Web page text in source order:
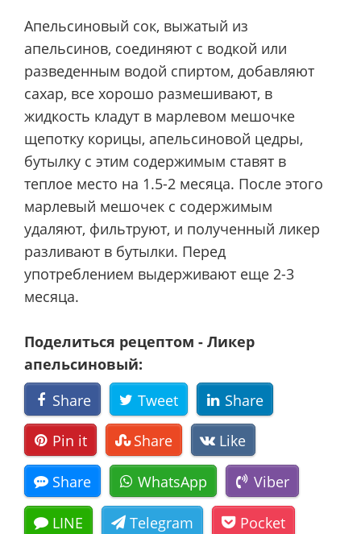
Апельсиновый сок, выжатый из
апельсинов, соединяют с водкой или
разведенным водой спиртом, добавляют
сахар, все хорошо размешивают, в
жидкость кладут в марлевом мешочке
щепотку корицы, апельсиновой цедры,
бутылку с этим содержимым ставят в
теплое место на 1.5-2 месяца. После этого
марлевый мешочек с содержимым
удаляют, фильтруют, и полученный ликер
разливают в бутылки. Перед
употреблением выдерживают еще 2-3
месяца.
Поделиться рецептом - Ликер
апельсиновый:
Share
Tweet Share
Pin it Share Like
Share WhatsApp Viber
LINE Telegram Pocket